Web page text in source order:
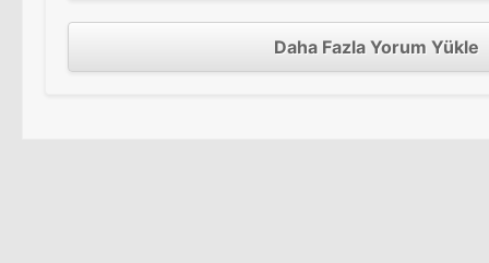
Daha Fazla Yorum Yükle